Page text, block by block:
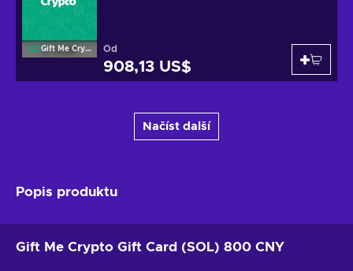
Gift Me Crypto Od
908,13 US$
Načíst další
Popis produktu
Gift Me Crypto Gift Card (SOL) 800 CNY